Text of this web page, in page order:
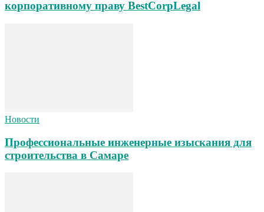
корпоративному праву BestCorpLegal
Новости
Профессиональные инженерные изыскания для
строительства в Самаре